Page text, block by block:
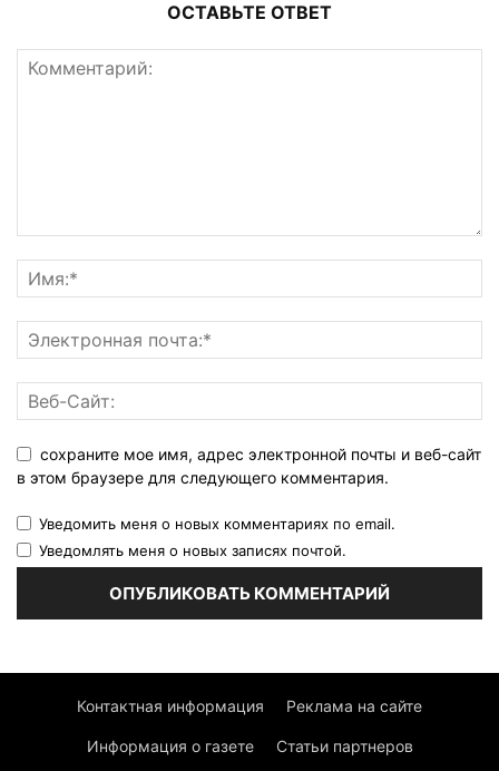
ОСТАВЬТЕ ОТВЕТ
сохраните мое имя, адрес электронной почты и веб-сайт
в этом браузере для следующего комментария.
Уведомить меня о новых комментариях по email.
Уведомлять меня о новых записях почтой.
Контактная информация Реклама на сайте
Информация о газете Статьи партнеров